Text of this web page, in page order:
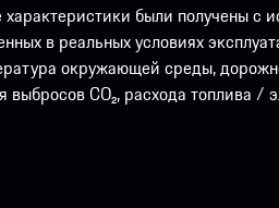
были получены с
в реальных условиях
окружающей среды,
CO₂, расхода топлива /